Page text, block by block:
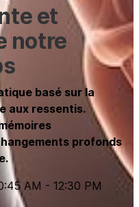
et
notre
basé sur la
aux ressentis.
profonds
AM - 12:30 PM